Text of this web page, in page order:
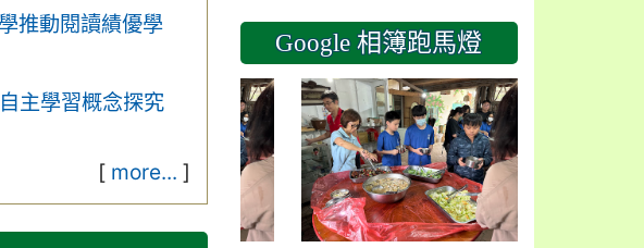
推動閱讀績優學
主學習概念探究
[ more... ]
Google 相簿跑馬燈
2024-11-14 六年